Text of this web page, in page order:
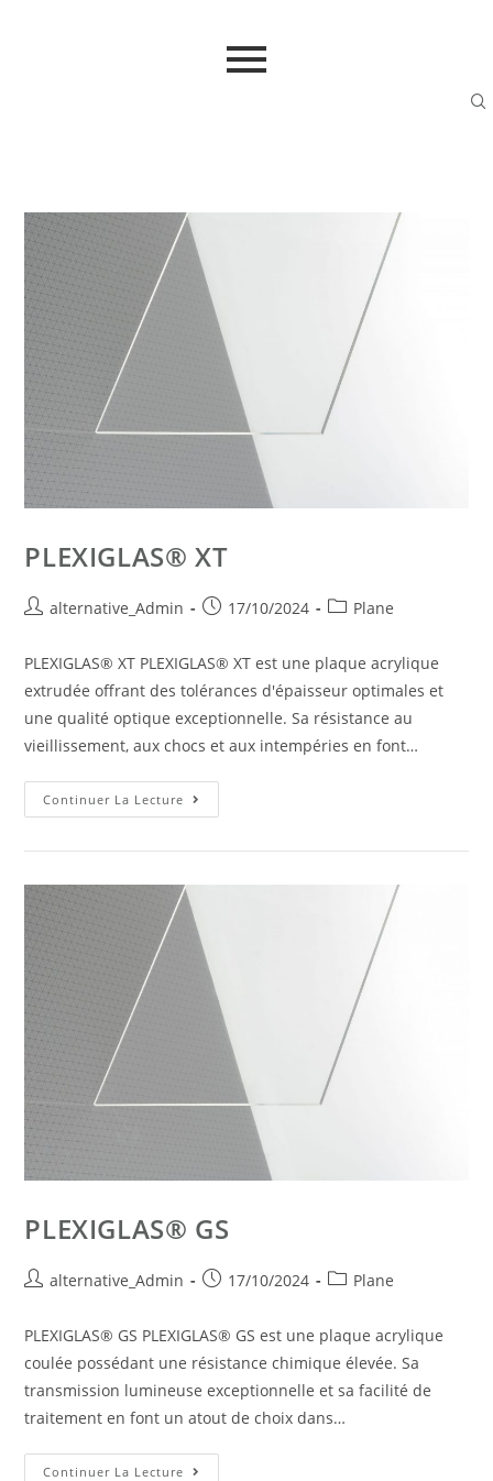
PLEXIGLAS® XT
alternative_Admin 17/10/2024 Plane
PLEXIGLAS® XT PLEXIGLAS® XT est une plaque acrylique
extrudée offrant des tolérances d'épaisseur optimales et
une qualité optique exceptionnelle. Sa résistance au
vieillissement, aux chocs et aux intempéries en font…
Continuer La Lecture
PLEXIGLAS® GS
alternative_Admin 17/10/2024 Plane
PLEXIGLAS® GS PLEXIGLAS® GS est une plaque acrylique
coulée possédant une résistance chimique élevée. Sa
transmission lumineuse exceptionnelle et sa facilité de
traitement en font un atout de choix dans…
Continuer La Lecture